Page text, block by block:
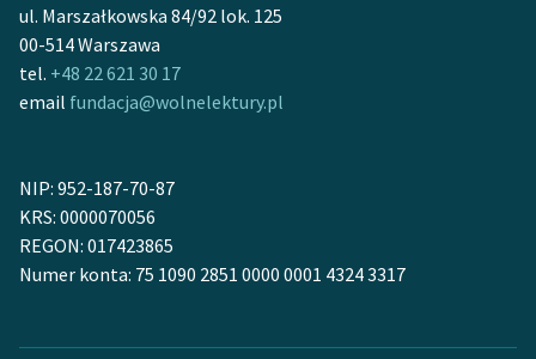
ul. Marszałkowska 84/92 lok. 125
00-514 Warszawa
tel. +48 22 621 30 17
email fundacja@wolnelektury.pl
NIP: 952-187-70-87
KRS: 0000070056
REGON: 017423865
Numer konta: 75 1090 2851 0000 0001 4324 3317